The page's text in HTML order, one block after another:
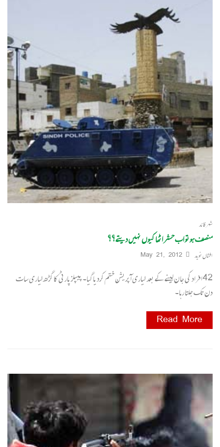
شہر قائد
منصف ہوتو اب حشر اٹھا کیوں نہیں دیتے؟؟
افشاں نوید May 21, 2012
42 افراد کی جان لینے کے بعد لیاری آپریشن ختم کردیاگیا۔ پیپلزپارٹی کا گڑھ لیاری سات
دن تک جلتا رہا۔
Read More